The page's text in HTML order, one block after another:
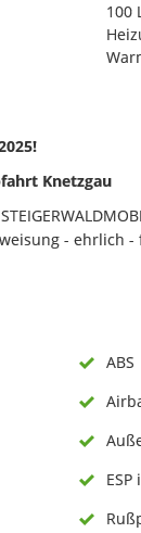
100
Knetzgau
- ehrlich -
ABS